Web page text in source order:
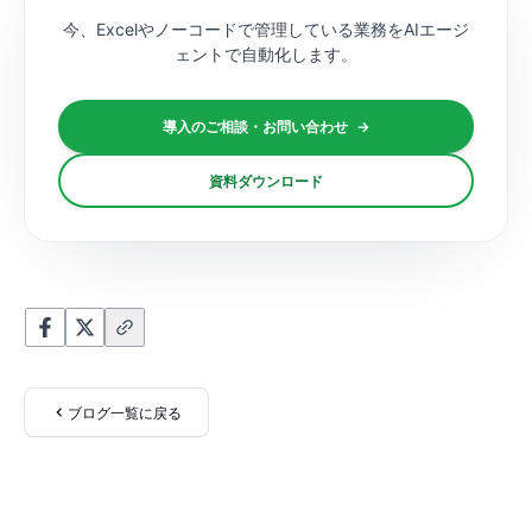
今、Excelやノーコードで管理している業務をAIエージ
ェントで自動化します。
導入のご相談・お問い合わせ →
資料ダウンロード
ブログ一覧に戻る